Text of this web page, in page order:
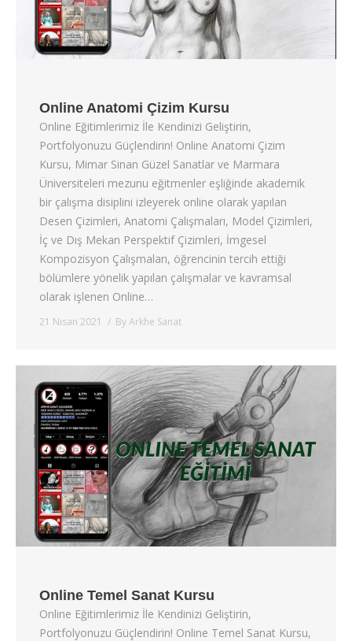
İLETİŞİM
Online Anatomi Çizim Kursu
Online Eğitimlerimiz İle Kendinizi Geliştirin,
Portfolyonuzu Güçlendirin! Online Anatomi Çizim
Kursu, Mimar Sinan Güzel Sanatlar ve Marmara
Üniversiteleri mezunu eğitmenler eşliğinde akademik
bir çalışma disiplini izleyerek online olarak yapılan
Desen Çizimleri, Anatomi Çalışmaları, Model Çizimleri,
İç ve Dış Mekan Perspektif Çizimleri, İmgesel
Kompozisyon Çalışmaları, öğrencinin tercih ettiği
bölümlere yönelik yapılan çalışmalar ve kavramsal
olarak işlenen Online…
21 Nisan 2021 ByArkhe Sanat
Online Temel Sanat Kursu
Online Eğitimlerimiz İle Kendinizi Geliştirin,
Portfolyonuzu Güçlendirin! Online Temel Sanat Kursu,